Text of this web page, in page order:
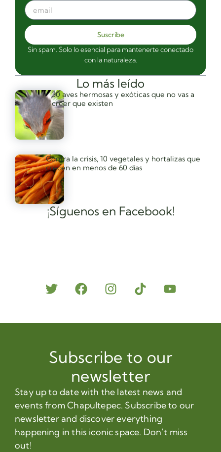
¡Síguenos en Facebook!
Lo más leído
30 aves hermosas y exóticas que no vas a
creer que existen
Contra la crisis, 10 vegetales y hortalizas que
crecen en menos de 60 días
Suscribe
Sin spam. Solo lo esencial para mantenerte conectado
con la naturaleza.
Subscribe to our
newsletter
Stay up to date with the latest news and
events from Chapultepec. Subscribe to our
newsletter and discover everything
happening in this iconic space. Don’t miss
out!